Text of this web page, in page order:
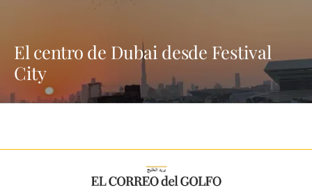
El centro de Dubai desde Festival
City